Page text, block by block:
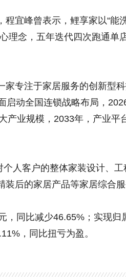
宜峰曾表示，鲤享家以“能
理念，五年迭代四次跑通单
专注于家居服务的创新型
启动全国连锁战略布局，
产业规模，2033年，产业平
人客户的整体家装设计、
后的家居产品等家居综合服
，同比减少46.65%；实现归
，同比扭亏为盈。